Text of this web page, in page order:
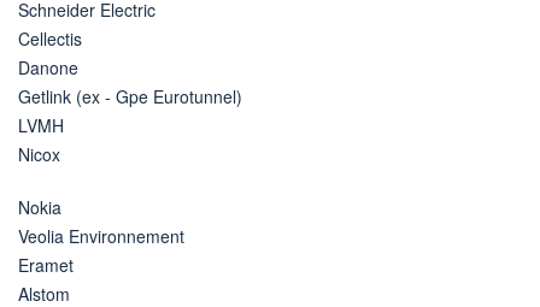
Schneider Electric
Cellectis
Danone
Getlink (ex - Gpe Eurotunnel)
LVMH
Nicox
Nokia
Veolia Environnement
Eramet
Alstom